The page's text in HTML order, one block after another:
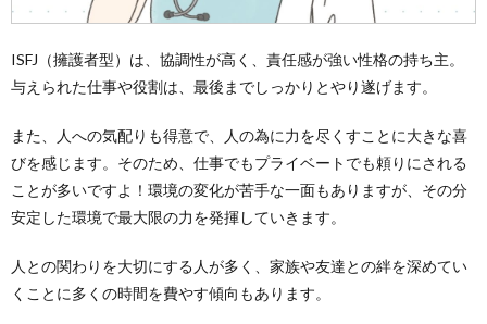
ISFJ（擁護者型）は、協調性が高く、責任感が強い性格の持ち主。
与えられた仕事や役割は、最後までしっかりとやり遂げます。
また、人への気配りも得意で、人の為に力を尽くすことに大きな喜
びを感じます。そのため、仕事でもプライベートでも頼りにされる
ことが多いですよ！環境の変化が苦手な一面もありますが、その分
安定した環境で最大限の力を発揮していきます。
人との関わりを大切にする人が多く、家族や友達との絆を深めてい
くことに多くの時間を費やす傾向もあります。